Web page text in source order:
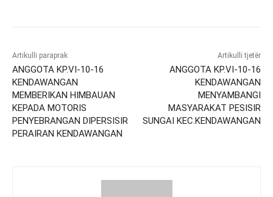
Artikulli paraprak
ANGGOTA KP.VI-10-16
KENDAWANGAN
MEMBERIKAN HIMBAUAN
KEPADA MOTORIS
PENYEBRANGAN DIPERSISIR
PERAIRAN KENDAWANGAN
Artikulli tjetër
ANGGOTA KP.VI-10-16
KENDAWANGAN
MENYAMBANGI
MASYARAKAT PESISIR
SUNGAI KEC.KENDAWANGAN